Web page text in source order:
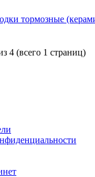
тормозные
4 (всего 1 страниц)